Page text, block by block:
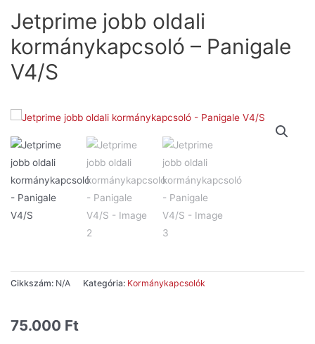
Jetprime jobb oldali
kormánykapcsoló – Panigale
V4/S
Cikkszám: N/A Kategória: Kormánykapcsolók
75.000 Ft